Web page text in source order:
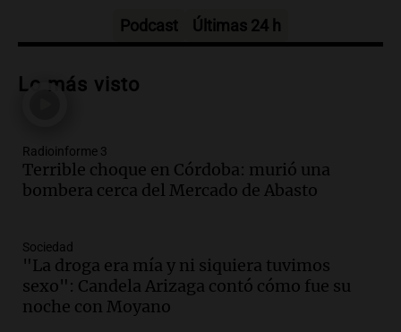
Audio.Detuvieron al hijo de Fran
allanamientos en Rosario
Audio.
anticipa humilidad en el Santuario de
San Cayetano
Audio.El obispo de Buenos Aires
anticipa su homilía en el Santuario de
San Cayetano en Liniers
Podcast Últimas 24 h
Lo más visto
Radioinforme 3
Terrible choque en Córdoba: murió una
bombera cerca del Mercado de Abasto
Sociedad
"La droga era mía y ni siquiera tuvimos
sexo": Candela Arizaga contó cómo fue su
noche con Moyano